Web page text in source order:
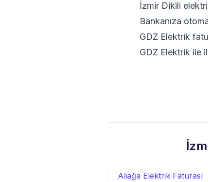
İzmir Dikili
Bankanıza
GDZ Elektrik
GDZ Elektrik ile
Aliağa Elektrik Faturası